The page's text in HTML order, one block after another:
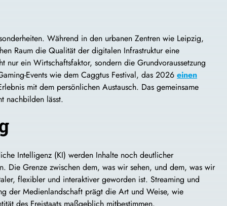
Während in den urbanen Zentren wie Leipzig,
Raum die Qualität der digitalen Infrastruktur eine
nur ein Wirtschaftsfaktor, sondern die Grundvoraussetzung
Events wie dem Caggtus Festival, das 2026 einen
mit dem persönlichen Austausch. Das gemeinsame
nachbilden lässt.
Intelligenz (KI) werden Inhalte noch deutlicher
Die Grenze zwischen dem, was wir sehen, und dem, was wir
flexibler und interaktiver geworden ist. Streaming und
der Medienlandschaft prägt die Art und Weise, wie